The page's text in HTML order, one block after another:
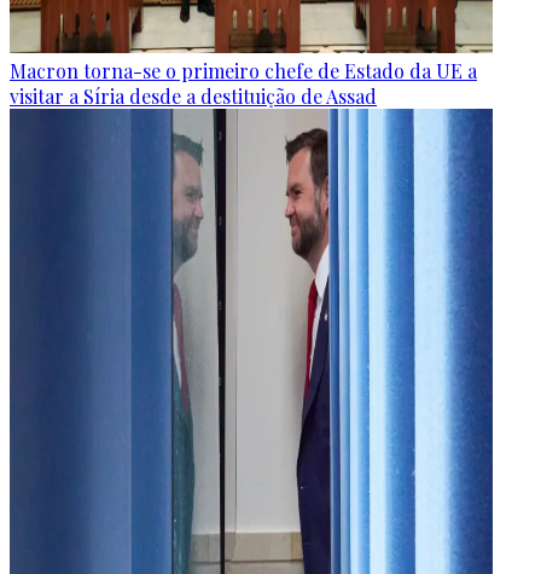
Macron torna-se o primeiro chefe de Estado da UE a
visitar a Síria desde a destituição de Assad